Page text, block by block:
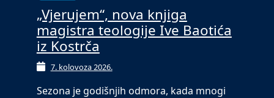
„Vjerujem“, nova knjiga
magistra teologije Ive Baotića
iz Kostrča
7. kolovoza 2026.
Sezona je godišnjih odmora, kada mnogi